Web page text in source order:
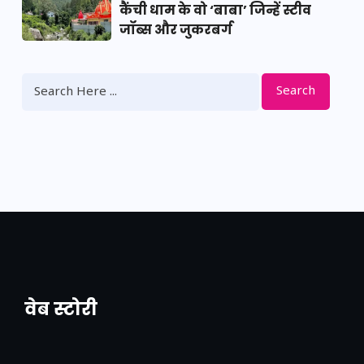
कैंची धाम के वो ‘बाबा’ जिन्हें स्टीव
जॉब्स और जुकरबर्ग
Search
वेब स्टोरी
नया एक्सप्रेसवे: पूर्वांचल का लक, डेवलपमेंट का